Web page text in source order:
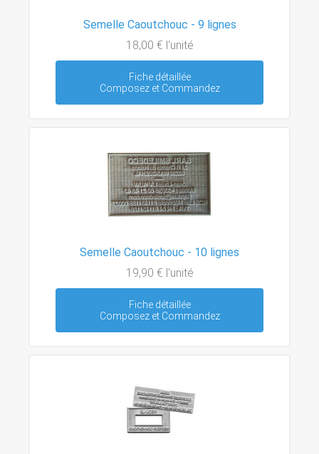
Semelle Caoutchouc - 9 lignes
18,00 € l'unité
Fiche détaillée
Composez et Commandez
Semelle Caoutchouc - 10 lignes
19,90 € l'unité
Fiche détaillée
Composez et Commandez